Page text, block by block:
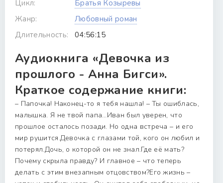
Цикл:
Братья Козыревы
Жанр:
Любовный роман
Длительность:
04:56:15
Аудиокнига «Девочка из
прошлого - Анна Бигси».
Краткое содержание книги:
– Папочка! Наконец-то я тебя нашла! – Ты ошиблась,
малышка. Я не твой папа…Иван был уверен, что
прошлое осталось позади. Но одна встреча – и его
мир рушится.Девочка с глазами той, кого он любил и
потерял.Дочь, о которой он не знал.Где её мать?
Почему скрыла правду? И главное – что теперь
делать с этим внезапным отцовством?Его жизнь –